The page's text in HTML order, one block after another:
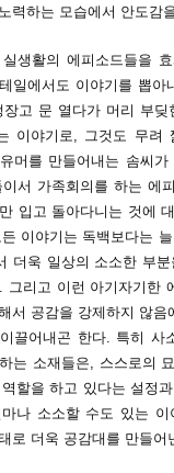
력하는 모습에서 안도감
실생활의 에피소드들을
일에서도 이야기를 뽑아
고 문 열다가 머리 부
이야기로, 그것도 무려
머를 만들어내는 솜씨
서 가족회의를 하는 에
입고 돌아다니는 것에
이야기는 독백보다는
더욱 일상의 소소한 부
그리고 이런 아기자기한
서 공감을 강제하지 않음
끌어내곤 한다. 특히 사
는 소재들은, 스스로의
할을 하고 있다는 설정
나 소소할 수도 있는 이
로 더욱 공감대를 만들어